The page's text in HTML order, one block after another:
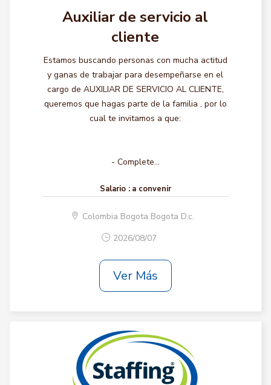
Auxiliar de servicio al
cliente
Estamos buscando personas con mucha actitud
y ganas de trabajar para desempeñarse en el
cargo de AUXILIAR DE SERVICIO AL CLIENTE,
queremos que hagas parte de la familia , por lo
cual te invitamos a que:
- Complete...
Salario : a convenir
Colombia Bogota Bogota D.c.
2026/08/07
Ver Más